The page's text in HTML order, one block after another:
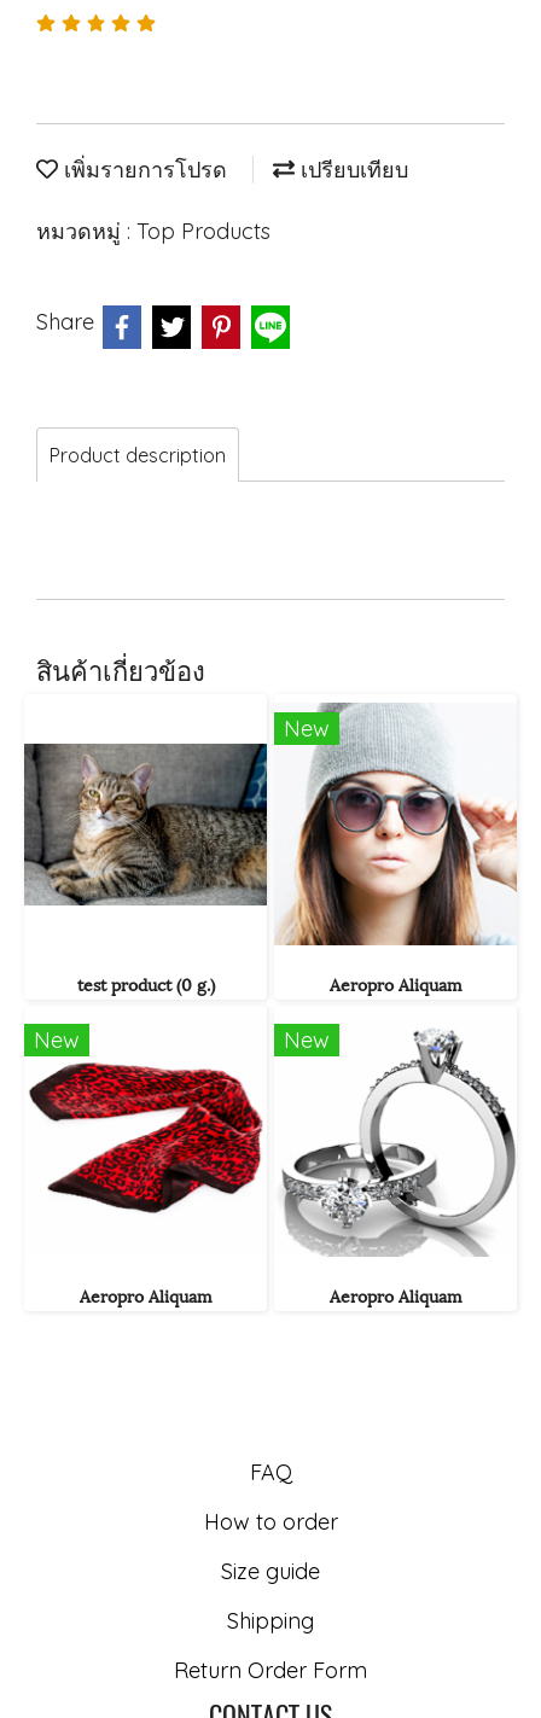
เพิ่มรายการโปรด เปรียบเทียบ
หมวดหมู่ : Top Products
Share
Product description
สินค้าเกี่ยวข้อง
test product (0 g.)
New
Aeropro Aliquam
New
Aeropro Aliquam
New
Aeropro Aliquam
FAQ
How to order
Size guide
Shipping
Return Order Form